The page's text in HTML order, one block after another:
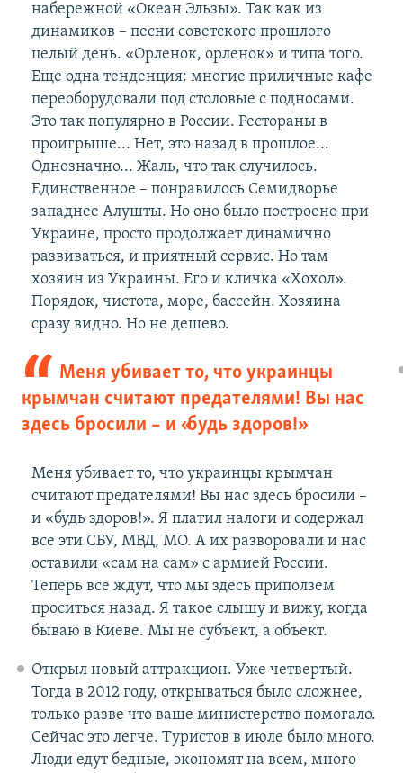
ю
щ
и
й
с
л
а
й
д
набережной «Океан Эльзы». Так как из
динамиков – песни советского прошлого
целый день. «Орленок, орленок» и типа того.
Еще одна тенденция: многие приличные кафе
переоборудовали под столовые с подносами.
Это так популярно в России. Рестораны в
проигрыше... Нет, это назад в прошлое...
Однозначно... Жаль, что так случилось.
Единственное – понравилось Семидворье
западнее Алушты. Но оно было построено при
Украине, просто продолжает динамично
развиваться, и приятный сервис. Но там
хозяин из Украины. Его и кличка «Хохол».
Порядок, чистота, море, бассейн. Хозяина
сразу видно. Но не дешево.
Меня убивает то, что украинцы
крымчан считают предателями! Вы нас
здесь бросили – и «будь здоров!»
Меня убивает то, что украинцы крымчан
считают предателями! Вы нас здесь бросили –
и «будь здоров!». Я платил налоги и содержал
все эти СБУ, МВД, МО. А их разворовали и нас
оставили «сам на сам» с армией России.
Теперь все ждут, что мы здесь приползем
проситься назад. Я такое слышу и вижу, когда
бываю в Киеве. Мы не субъект, а объект.
Открыл новый аттракцион. Уже четвертый.
Тогда в 2012 году, открываться было сложнее,
только разве что ваше министерство помогало.
Сейчас это легче. Туристов в июле было много.
Люди едут бедные, экономят на всем, много